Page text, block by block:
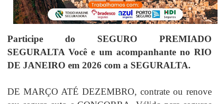
Participe do SEGURO PREMIADO
SEGURALTA Você e um acompanhante no RIO
DE JANEIRO em 2026 com a SEGURALTA.
DE MARÇO ATÉ DEZEMBRO, contrate ou renove